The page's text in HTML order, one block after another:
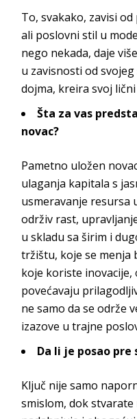
To, svakako, zavisi
ali poslovni stil u
nego nekada, daje
u zavisnosti od
dojma, kreira svoj
Šta za vas
novac?
Pametno uložen
ulaganja kapitala s
usmeravanje resursa
održiv rast,
u skladu sa širim i
tržištu, koje se menja
koje koriste
povećavaju
ne samo da se održe
izazove u trajne
Da li je posao pre
Ključ nije samo
smislom, dok